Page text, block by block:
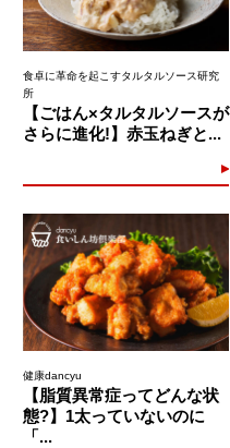
食卓に革命を起こすタルタルソース研究
所
【ごはん×タルタルソースが
さらに進化!】赤玉ねぎと...
健康dancyu
【脂質異常症ってどんな状
態?】1太っていないのに
「...